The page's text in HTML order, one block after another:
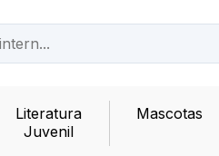
Literatura
Juvenil
Mascotas